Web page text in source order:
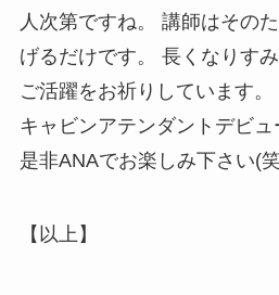
人次第ですね。 講師はその
げるだけです。 長くなりす
ご活躍をお祈りしています。
キャビンアテンダントデビ
是非ANAでお楽しみ下さい(
【以上】